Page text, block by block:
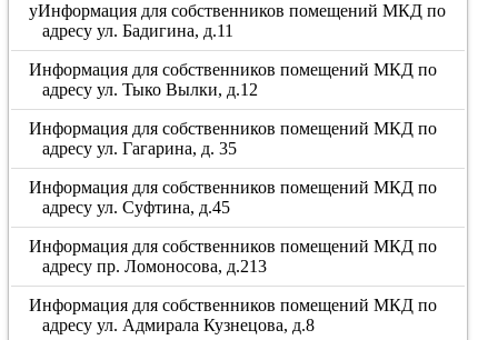
уИнформация для собственников помещений МКД по
адресу ул. Бадигина, д.11
Информация для собственников помещений МКД по
адресу ул. Тыко Вылки, д.12
Информация для собственников помещений МКД по
адресу ул. Гагарина, д. 35
Информация для собственников помещений МКД по
адресу ул. Суфтина, д.45
Информация для собственников помещений МКД по
адресу пр. Ломоносова, д.213
Информация для собственников помещений МКД по
адресу ул. Адмирала Кузнецова, д.8